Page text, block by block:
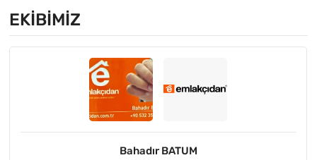
EKIBIMIZ
Bahadır BATUM